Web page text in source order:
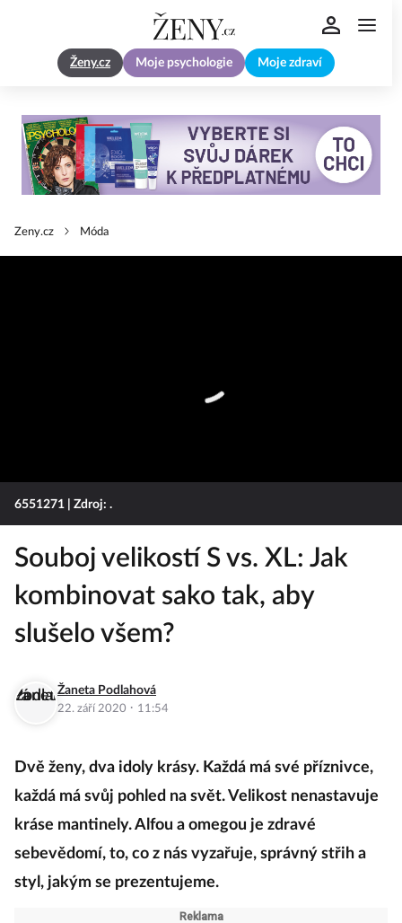
Ženy.cz Moje psychologie Moje zdraví
Zeny.cz Móda
6551271 | Zdroj: .
Souboj velikostí S vs. XL: Jak
kombinovat sako tak, aby
slušelo všem?
Žaneta Podlahová
22. září 2020 · 11:54
Dvě ženy, dva idoly krásy. Každá má své příznivce,
každá má svůj pohled na svět. Velikost nenastavuje
kráse mantinely. Alfou a omegou je zdravé
sebevědomí, to, co z nás vyzařuje, správný střih a
styl, jakým se prezentujeme.